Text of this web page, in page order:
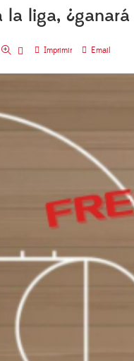
la liga,
Imprimir Email